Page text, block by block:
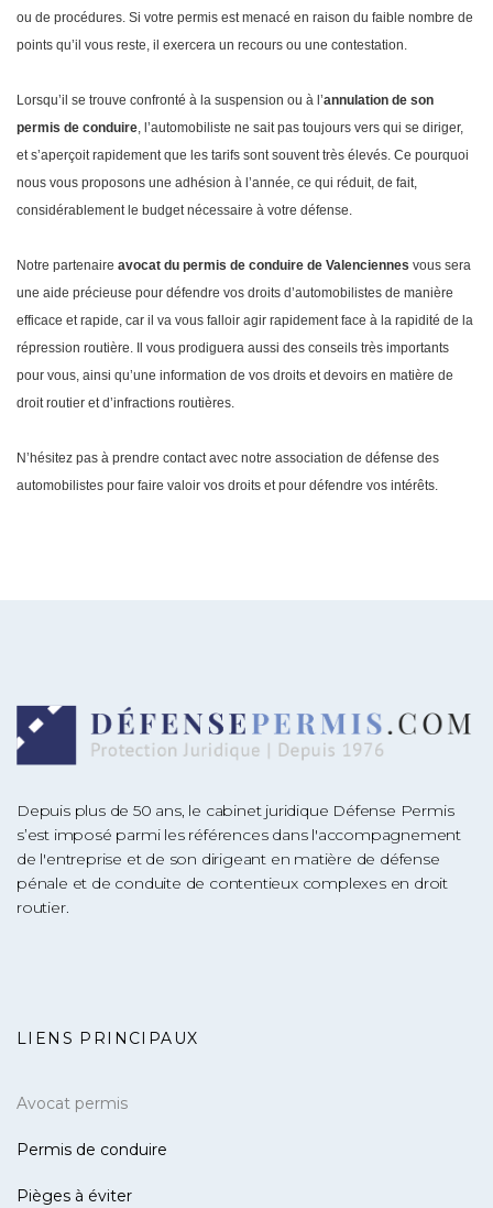
ou de procédures. Si votre permis est menacé en raison du faible nombre de
points qu’il vous reste, il exercera un recours ou une contestation.
Lorsqu’il se trouve confronté à la suspension ou à l’annulation de son
permis de conduire, l’automobiliste ne sait pas toujours vers qui se diriger,
et s’aperçoit rapidement que les tarifs sont souvent très élevés. Ce pourquoi
nous vous proposons une adhésion à l’année, ce qui réduit, de fait,
considérablement le budget nécessaire à votre défense.
Notre partenaire avocat du permis de conduire de Valenciennes vous sera
une aide précieuse pour défendre vos droits d’automobilistes de manière
efficace et rapide, car il va vous falloir agir rapidement face à la rapidité de la
répression routière. Il vous prodiguera aussi des conseils très importants
pour vous, ainsi qu’une information de vos droits et devoirs en matière de
droit routier et d’infractions routières.
N’hésitez pas à prendre contact avec notre association de défense des
automobilistes pour faire valoir vos droits et pour défendre vos intérêts.
Depuis plus de 50 ans, le cabinet juridique Défense Permis
s’est imposé parmi les références dans l'accompagnement
de l'entreprise et de son dirigeant en matière de défense
pénale et de conduite de contentieux complexes en droit
routier.
LIENS PRINCIPAUX
Avocat permis
Permis de conduire
Pièges à éviter